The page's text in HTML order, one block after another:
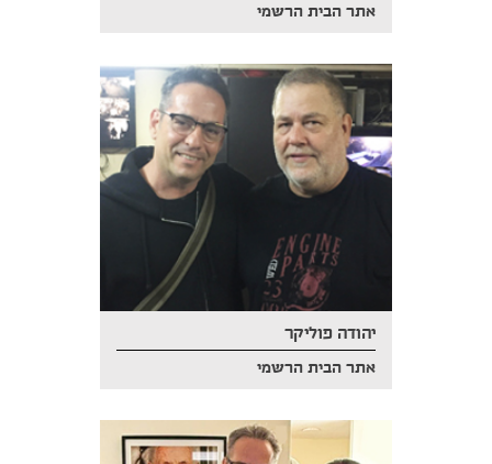
אתר הבית הרשמי
יהודה פוליקר
אתר הבית הרשמי